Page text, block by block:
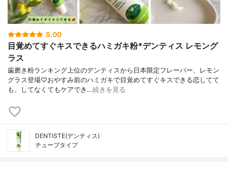
5.00
目覚めてすぐキスできるハミガキ粉*デンティス レモング
ラス
歯磨き粉ランキング上位のデンティスから日本限定フレーバー、レモン
グラス登場♡おやすみ前のハミガキで目覚めてすぐキスできる恋してて
も、してなくてもケアでき…続きを見る
DENTISTE(デンティス)
チューブタイプ